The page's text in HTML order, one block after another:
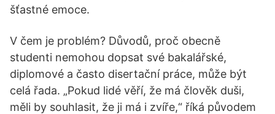
šťastné emoce.
V čem je problém? Důvodů, proč obecně
studenti nemohou dopsat své bakalářské,
diplomové a často disertační práce, může být
celá řada. „Pokud lidé věří, že má člověk duši,
měli by souhlasit, že ji má i zvíře,“ říká původem